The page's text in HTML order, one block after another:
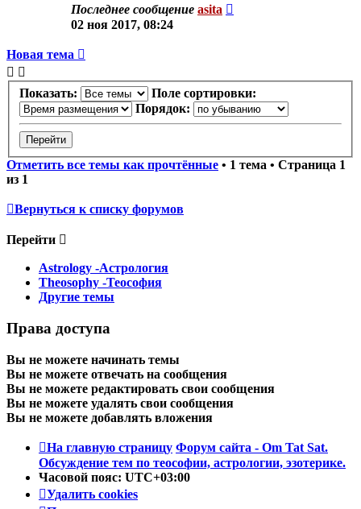
Последнее сообщение asita
02 ноя 2017, 08:24
Новая тема
Показать:
Поле сортировки:
Порядок:
Отметить все темы как прочтённые • 1 тема • Страница 1
из 1
Вернуться к списку форумов
Перейти
Astrology -Астрология
Theosophy -Теософия
Другие темы
Права доступа
Вы не можете начинать темы
Вы не можете отвечать на сообщения
Вы не можете редактировать свои сообщения
Вы не можете удалять свои сообщения
Вы не можете добавлять вложения
На главную страницу Форум сайта - Om Tat Sat.
Обсуждение тем по теософии, астрологии, эзотерике.
Часовой пояс: UTC+03:00
Удалить cookies